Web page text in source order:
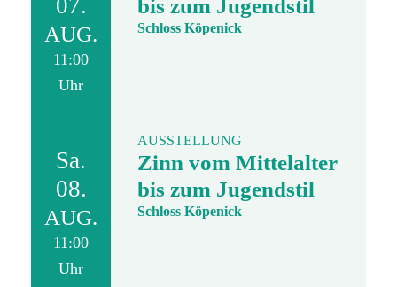
07.
AUG.
11:00
Uhr
bis zum Jugendstil
Schloss Köpenick
Sa.
08.
AUG.
11:00
Uhr
AUSSTELLUNG
Zinn vom Mittelalter
bis zum Jugendstil
Schloss Köpenick